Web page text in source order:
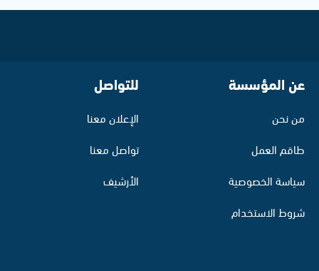
عن المؤسسة
من نحن
طاقم العمل
سياسة الخصوصية
شروط الاستخدام
للتواصل
الإعلان معنا
تواصل معنا
الأرشيف